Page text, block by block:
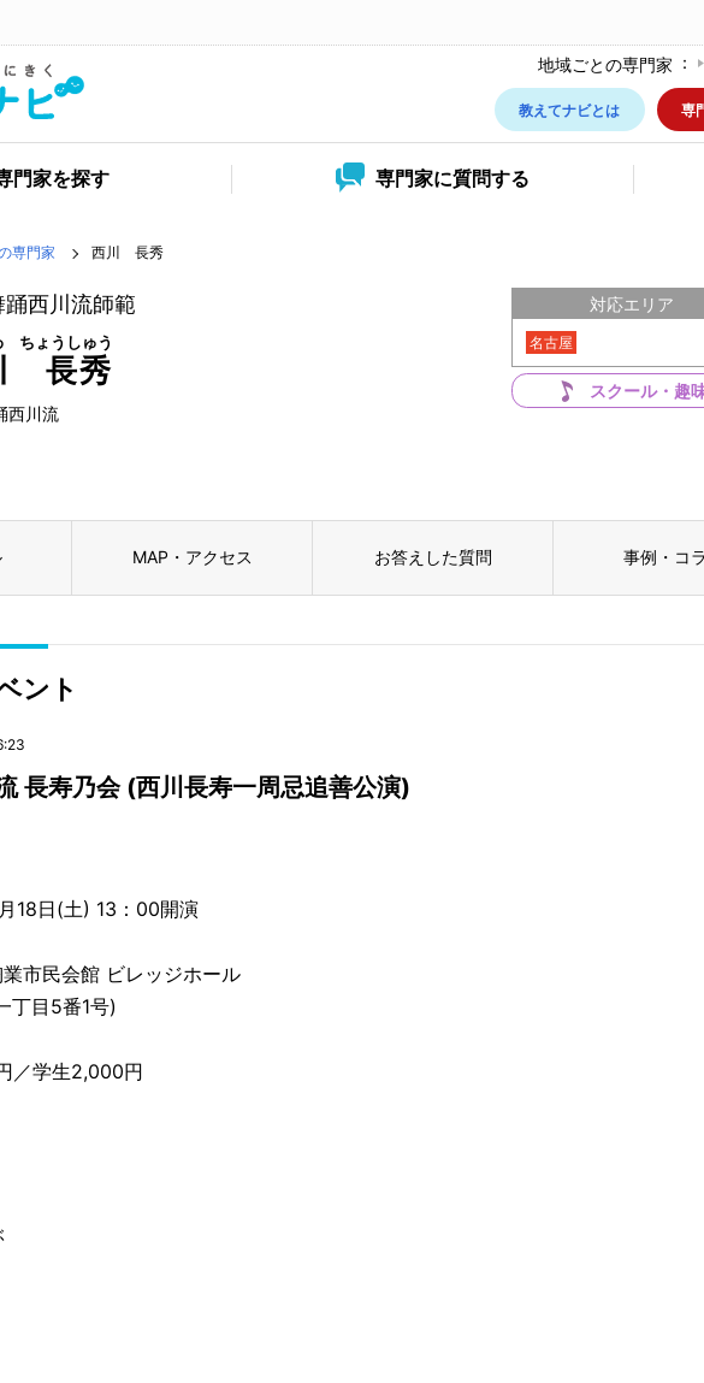
地域ごとの専門家
教えてナビとは 専
門家を探す 専門家に質問する
専門家 西川 長秀
踊西川流師範
長秀
ちょうしゅう
西川流
対応エリア
名古屋
スクール・趣
MAP・アクセス お答えした質問 事例・コ
ント
長寿乃会 (西川長寿一周忌追善公演)
18日(土) 13：00開演
市民会館 ビレッジホール
丁目5番1号)
／学生2,000円